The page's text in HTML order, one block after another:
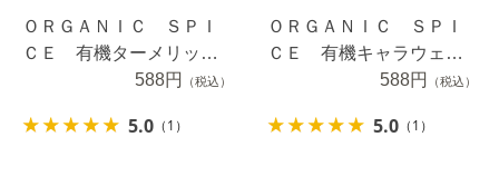
ＯＲＧＡＮＩＣ ＳＰＩ
ＣＥ 有機ターメリック
（パウダー） １６ｇ
588円 （税込）
5.0 （1）
ＯＲＧＡＮＩＣ ＳＰＩ
ＣＥ 有機キャラウェイ
シード １８.５ｇ
588円 （税込）
5.0 （1）